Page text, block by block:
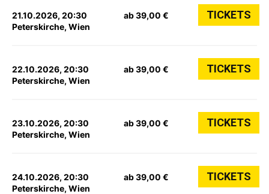
21.10.2026, 20:30
Peterskirche, Wien
ab 39,00 € TICKETS
22.10.2026, 20:30
Peterskirche, Wien
ab 39,00 € TICKETS
23.10.2026, 20:30
Peterskirche, Wien
ab 39,00 € TICKETS
24.10.2026, 20:30
Peterskirche, Wien
ab 39,00 € TICKETS